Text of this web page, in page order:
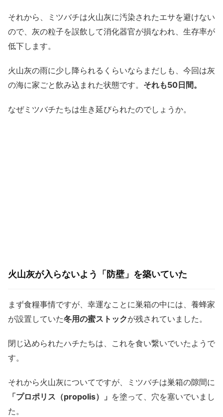
それから、ミツバチは火山灰に汚染されたエサを避けない
ので、灰の粒子を誤飲して消化器官が損なわれ、生存率が
低下します。
火山灰の雨に少し降られるくらいならまだしも、今回は灰
の海に家ごと飲み込まれた状態です。 それも50日間。
なぜミツバチたちは生き延びられたのでしょうか。
火山灰が入らないよう「防壁」を築いていた
まず食糧事情ですが、幸運なことに巣箱の中には、養蜂家
が設置していた冬用の蜜ストックが残されていました。
閉じ込められたハチたちは、これを食い繋いでいたようで
す。
それから火山灰についてですが、ミツバチは巣箱の隙間に
「プロポリス（propolis）」 を塗って、穴を塞いでいまし
た。